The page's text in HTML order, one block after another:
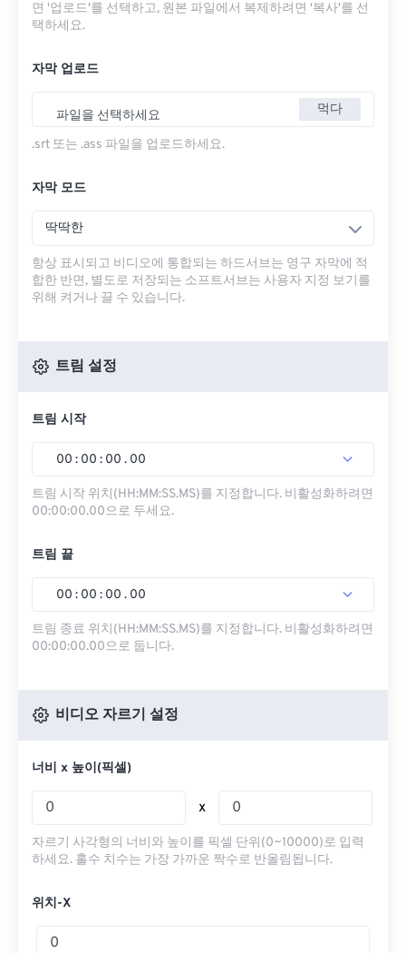
면 '업로드'를 선택하고, 원본 파일에서 복제하려면 '복사'를 선
택하세요.
자막 업로드
파일을 선택하세요 먹다
.srt 또는 .ass 파일을 업로드하세요.
자막 모드
딱딱한
항상 표시되고 비디오에 통합되는 하드서브는 영구 자막에 적
합한 반면, 별도로 저장되는 소프트서브는 사용자 지정 보기를
위해 켜거나 끌 수 있습니다.
트림 설정
트림 시작
00 : 00 : 00 . 00
트림 시작 위치(HH:MM:SS.MS)를 지정합니다. 비활성화하려면
00:00:00.00으로 두세요.
트림 끝
00 : 00 : 00 . 00
트림 종료 위치(HH:MM:SS.MS)를 지정합니다. 비활성화하려면
00:00:00.00으로 둡니다.
비디오 자르기 설정
너비 x 높이(픽셀)
x
자르기 사각형의 너비와 높이를 픽셀 단위(0~10000)로 입력
하세요. 홀수 치수는 가장 가까운 짝수로 반올림됩니다.
위치-X